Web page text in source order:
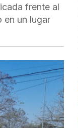
frente al
en un lugar